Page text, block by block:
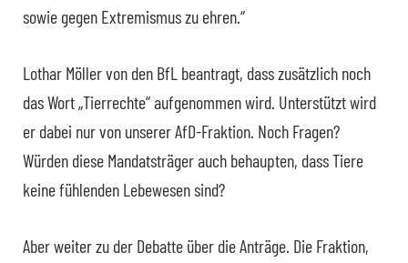
sowie gegen Extremismus zu ehren.“
Lothar Möller von den BfL beantragt, dass zusätzlich noch
das Wort „Tierrechte“ aufgenommen wird. Unterstützt wird
er dabei nur von unserer AfD-Fraktion. Noch Fragen?
Würden diese Mandatsträger auch behaupten, dass Tiere
keine fühlenden Lebewesen sind?
Aber weiter zu der Debatte über die Anträge. Die Fraktion,